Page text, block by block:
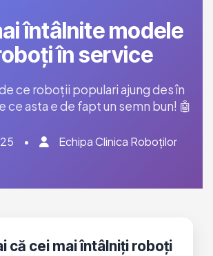
întâlnite modele
în service
ce roboții populari ajung des în
ce asta e de fapt un semn bun! 🤖
• Echipa Clinica Roboților
că cei mai întâlniți roboți